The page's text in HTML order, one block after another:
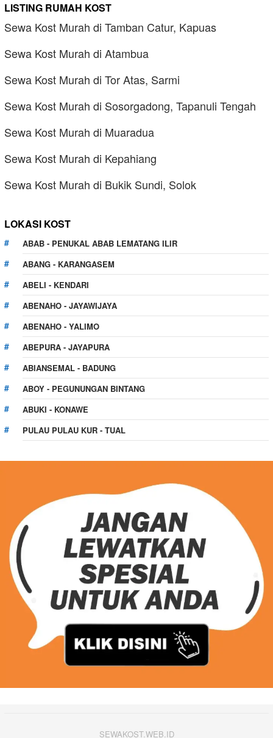
LISTING RUMAH KOST
Sewa Kost Murah di Tamban Catur, Kapuas
Sewa Kost Murah di Atambua
Sewa Kost Murah di Tor Atas, Sarmi
Sewa Kost Murah di Sosorgadong, Tapanuli Tengah
Sewa Kost Murah di Muaradua
Sewa Kost Murah di Kepahiang
Sewa Kost Murah di Bukik Sundi, Solok
LOKASI KOST
ABAB - PENUKAL ABAB LEMATANG ILIR
ABANG - KARANGASEM
ABELI - KENDARI
ABENAHO - JAYAWIJAYA
ABENAHO - YALIMO
ABEPURA - JAYAPURA
ABIANSEMAL - BADUNG
ABOY - PEGUNUNGAN BINTANG
ABUKI - KONAWE
PULAU PULAU KUR - TUAL
SEWAKOST.WEB.ID